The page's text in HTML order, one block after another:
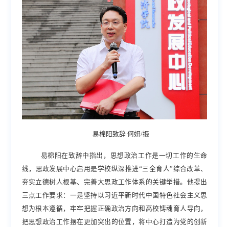
易棉阳致辞 何妍/摄
易棉阳在致辞中指出，思想政治工作是一切工作的生命
线，思政发展中心启用是学校纵深推进“三全育人”综合改革、
夯实立德树人根基、完善大思政工作体系的关键举措。他提出
三点工作要求：一是坚持以习近平新时代中国特色社会主义思
想为根本遵循， 牢牢把握正确政治方向和 高校铸魂育人导向 ，
把思想政治工作摆在更加突出的位置，将中心打造为党的创新